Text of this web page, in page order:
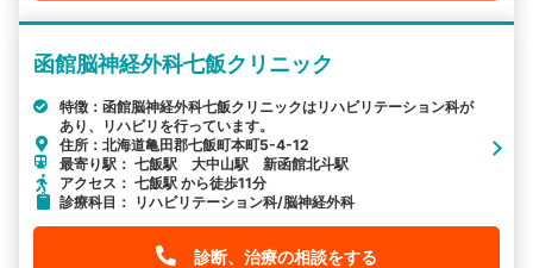
函館脳神経外科七飯クリニック
特徴：函館脳神経外科七飯クリニックはリハビリテーション科が
あり、リハビリを行っています。
住所：北海道亀田郡七飯町本町5-4-12
最寄り駅： 七飯駅 大中山駅 新函館北斗駅
アクセス： 七飯駅 から徒歩11分
診療科目： リハビリテーション科/脳神経外科
診断、治療の相談をする